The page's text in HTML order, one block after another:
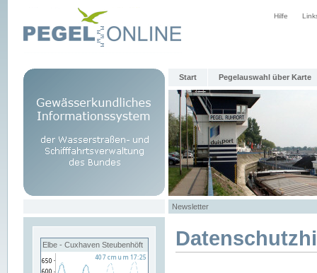
Hilfe
Start Pegelauswahl über Karte
Newsletter
Elbe - Cuxhaven Steubenhöft